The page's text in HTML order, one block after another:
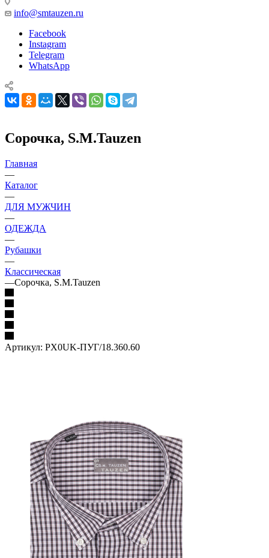
info@smtauzen.ru
Facebook
Instagram
Telegram
WhatsApp
Сорочка, S.M.Tauzen
Главная
—
Каталог
—
ДЛЯ МУЖЧИН
—
ОДЕЖДА
—
Рубашки
—
Классическая
—Сорочка, S.M.Tauzen
Артикул: PX0UK-ПУГ/18.360.60